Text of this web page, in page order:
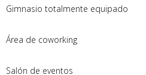
Gimnasio totalmente equipado
Área de coworking
Salón de eventos